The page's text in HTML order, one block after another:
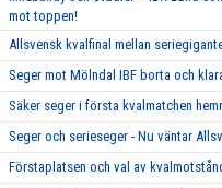
mot toppen!
Allsvensk kvalfinal mellan
Seger mot Mölndal IBF borta och
Säker seger i första kvalmatchen
Seger och serieseger - Nu väntar
Förstaplatsen och val av